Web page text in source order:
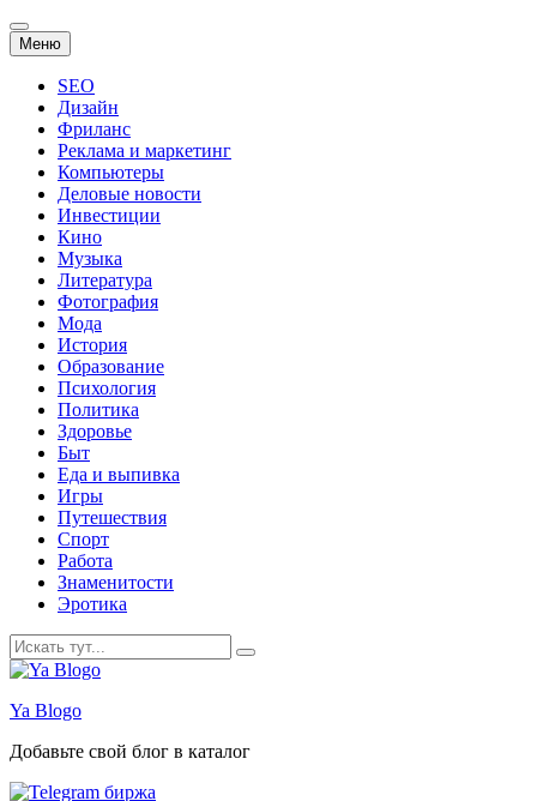
Меню Перейти
к
содержанию
SEO
Дизайн
Фриланс
Реклама и маркетинг
Компьютеры
Деловые новости
Инвестиции
Кино
Музыка
Литература
Фотография
Мода
История
Образование
Психология
Политика
Здоровье
Быт
Еда и выпивка
Игры
Путешествия
Спорт
Работа
Знаменитости
Эротика
Искать:
Ya Blogo
Добавьте свой блог в каталог